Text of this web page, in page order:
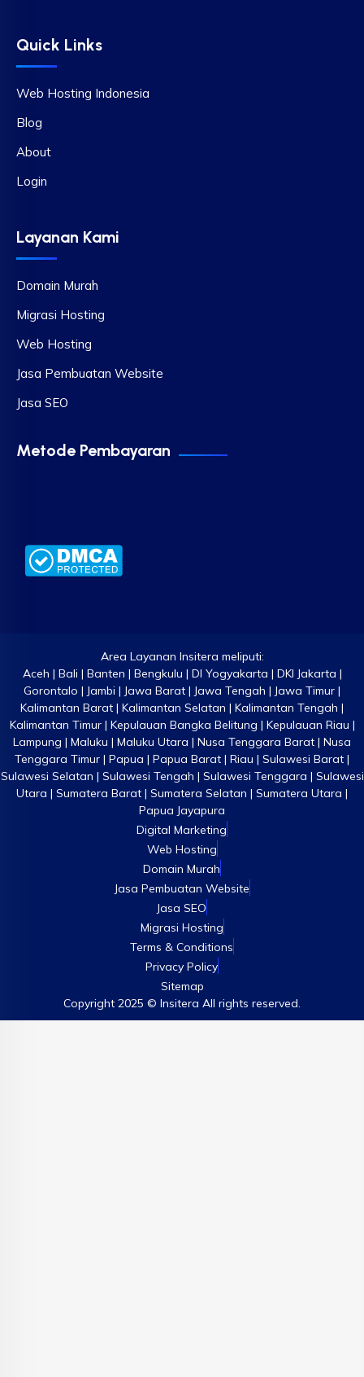
Quick Links
Web Hosting Indonesia
Blog
About
Login
Layanan Kami
Domain Murah
Migrasi Hosting
Web Hosting
Jasa Pembuatan Website
Jasa SEO
Metode Pembayaran
Area Layanan Insitera meliputi:
Aceh | Bali | Banten | Bengkulu | DI Yogyakarta | DKI Jakarta |
Gorontalo | Jambi | Jawa Barat | Jawa Tengah | Jawa Timur |
Kalimantan Barat | Kalimantan Selatan | Kalimantan Tengah |
Kalimantan Timur | Kepulauan Bangka Belitung | Kepulauan Riau |
Lampung | Maluku | Maluku Utara | Nusa Tenggara Barat | Nusa
Tenggara Timur | Papua | Papua Barat | Riau | Sulawesi Barat |
Sulawesi Selatan | Sulawesi Tengah | Sulawesi Tenggara | Sulawesi
Utara | Sumatera Barat | Sumatera Selatan | Sumatera Utara |
Papua Jayapura
Digital Marketing
Web Hosting
Domain Murah
Jasa Pembuatan Website
Jasa SEO
Migrasi Hosting
Terms & Conditions
Privacy Policy
Sitemap
Copyright 2025 © Insitera All rights reserved.